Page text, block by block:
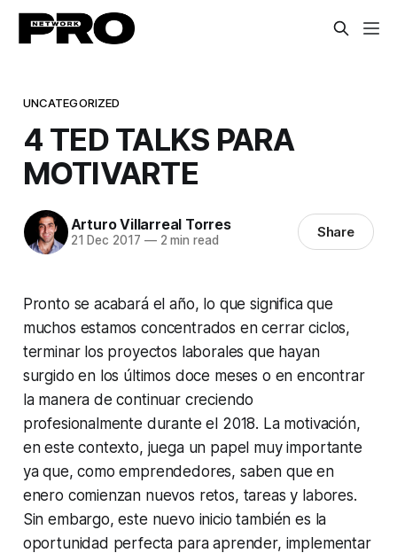
UNCATEGORIZED
4 TED TALKS PARA
MOTIVARTE
Arturo Villarreal Torres
21 Dec 2017 —2 min read Share
Pronto se acabará el año, lo que significa que
muchos estamos concentrados en cerrar ciclos,
terminar los proyectos laborales que hayan
surgido en los últimos doce meses o en encontrar
la manera de continuar creciendo
profesionalmente durante el 2018. La motivación,
en este contexto, juega un papel muy importante
ya que, como emprendedores, saben que en
enero comienzan nuevos retos, tareas y labores.
Sin embargo, este nuevo inicio también es la
oportunidad perfecta para aprender, implementar